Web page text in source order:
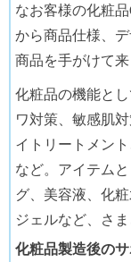
なお客様の化粧
から商品仕様、
商品を手がけて来
化粧品の機能と
ワ対策、敏感肌
イトリートメン
など。アイテム
グ、美容液、化
ジェルなど、さ
化粧品製造後のサ